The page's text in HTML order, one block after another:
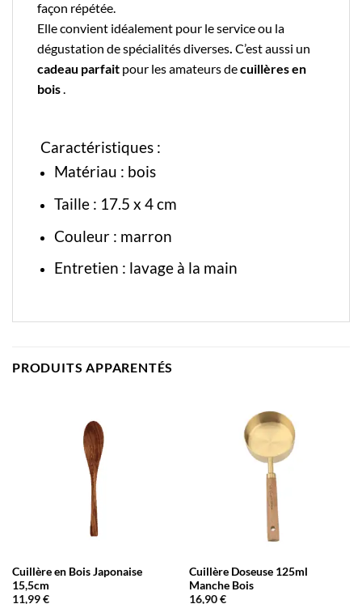
façon répétée.
Elle convient idéalement pour le service ou la
dégustation de spécialités diverses C’est aussi un
cadeau parfait pour les amateurs decuillères en
bois
Caractéristiques :
Matériau : bois
Taille : 17.5 x 4 cm
Couleur : marron
Entretien : lavage à la main
PRODUITS APPARENTÉS
Cuillère en Bois Japonaise
15,5cm
11,99€
Cuillère Doseuse 125ml
Manche Bois
16,90€